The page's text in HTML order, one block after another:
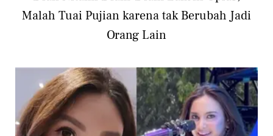
Malah Tuai Pujian karena tak Berubah Jadi
Orang Lain